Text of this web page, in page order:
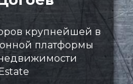
крупнейшей в
платформы